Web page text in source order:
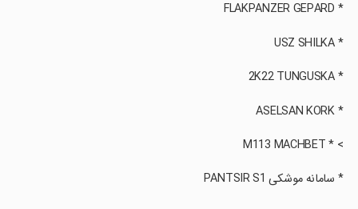
‏ * FLAKPANZER GEPARD
‏ * USZ SHILKA
‏ * 2K22 TUNGUSKA
‏ * ASELSAN KORK
‏ > * M113 MACHBET
‏ * سامانه موشکی PANTSIR S1